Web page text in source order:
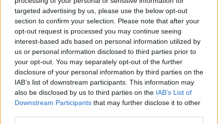
targeted advertising by us, please use the below opt-out
section to confirm your selection. Please note that after your
opt-out request is processed you may continue seeing
interest-based ads based on personal information utilized by
us or personal information disclosed to third parties prior to
your opt-out. You may separately opt-out of the further
disclosure of your personal information by third parties on the
IAB’s list of downstream participants. This information may
also be disclosed by us to third parties on the IAB’s List of
Downstream Participants that may further disclose it to other
Inter-Cremonese, chi non schierare al
Fantacalcio
Luis Henrique(Inter): Non sta brillando,
anzi. Virate su altri profili.
Bianchetti(Cremonese): In grosso affanno
in costruzione.
Pezzella(Cremonese): Soffrirà tanto la
fisicità di Dumfries.
Terracciano(Cremonese): In difficoltà negli